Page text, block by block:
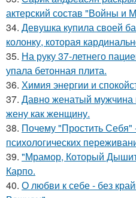
актерский состав "Войны и
34. Девушка купила своей
колонку, которая
35. На руку 37-летнего
упала бетонная плита.
36. Химия энергии и
37. Давно женатый мужчина
жену как женщину.
38. Почему "Простить
психологических
39. "Мрамор, Который
Карпо.
40. О любви к себе - без